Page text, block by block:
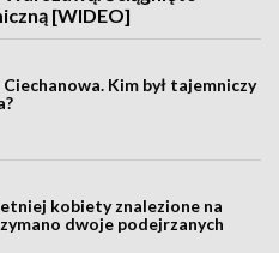
[WIDEO]
Kim był tajemniczy
kobiety znalezione na
dwoje podejrzanych